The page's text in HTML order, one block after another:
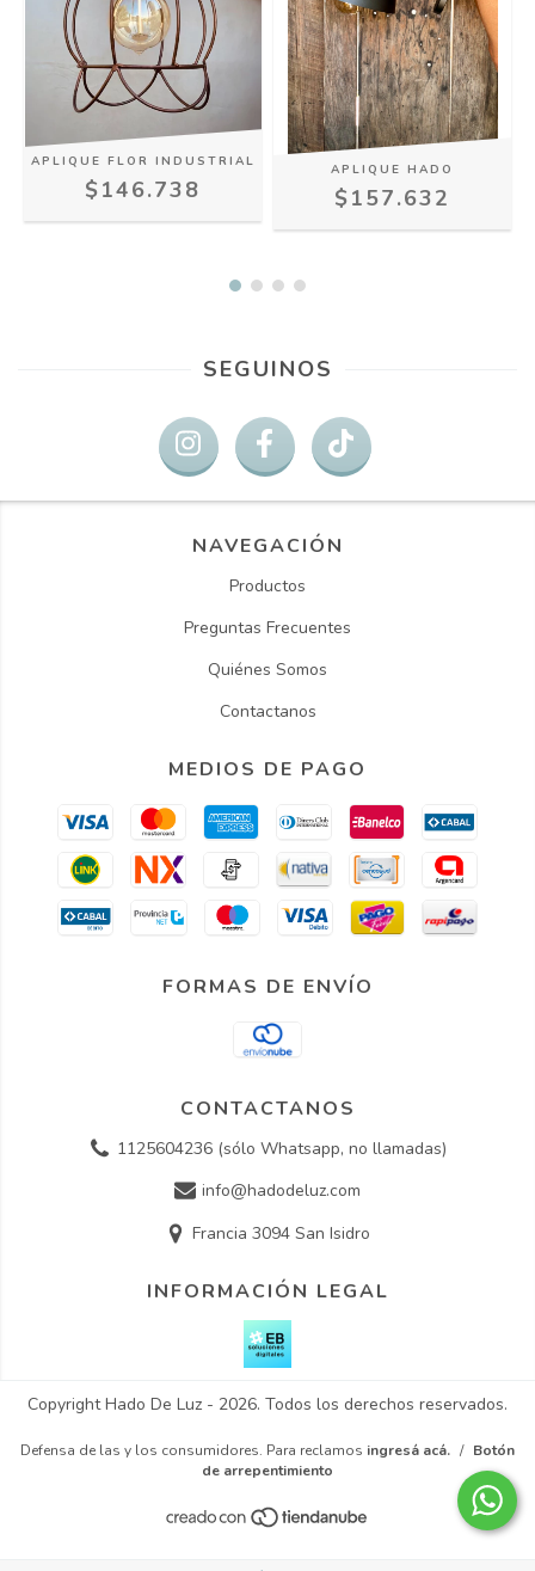
APLIQUE FLOR INDUSTRIAL
$146.738
APLIQUE HADO
$157.632
SEGUINOS
NAVEGACIÓN
Productos
Preguntas Frecuentes
Quiénes Somos
Contactanos
MEDIOS DE PAGO
FORMAS DE ENVÍO
CONTACTANOS
1125604236 (sólo Whatsapp, no llamadas)
info@hadodeluz.com
Francia 3094 San Isidro
INFORMACIÓN LEGAL
Copyright Hado De Luz - 2026. Todos los derechos reservados.
Defensa de las y los consumidores. Para reclamos ingresá acá. / Botón
de arrepentimiento